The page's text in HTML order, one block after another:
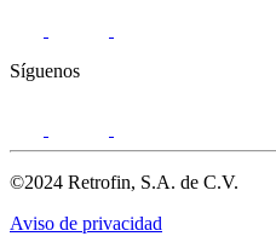
Síguenos
©2024 Retrofin, S.A. de C.V.
Aviso de privacidad